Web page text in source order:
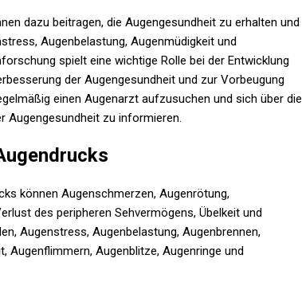
dazu beitragen, die Augengesundheit zu erhalten und
Augenbelastung, Augenmüdigkeit und
spielt eine wichtige Rolle bei der Entwicklung
der Augengesundheit und zur Vorbeugung
einen Augenarzt aufzusuchen und sich über die
Augengesundheit zu informieren.
können Augenschmerzen, Augenrötung,
des peripheren Sehvermögens, Übelkeit und
Augenstress, Augenbelastung, Augenbrennen,
Augenflimmern, Augenblitze, Augenringe und